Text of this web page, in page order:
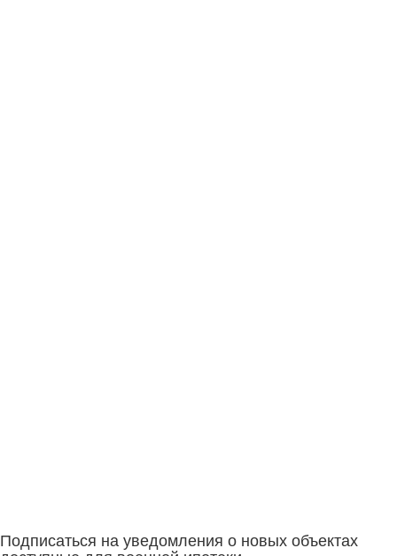
Подписаться на уведомления о новых объектах